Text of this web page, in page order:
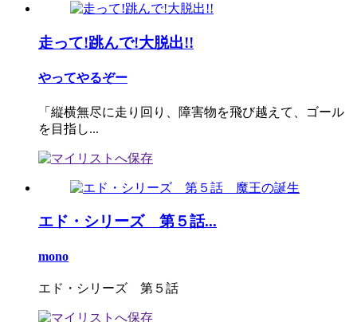
走って!跳んで!大脱出!!
やってやるぞー
「縦横無尽に走り回り、障害物を飛び越えて、ゴール
を目指し...
エド・シリーズ 第５話...
mono
エド・シリーズ 第５話